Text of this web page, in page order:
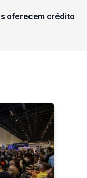
oferecem crédito